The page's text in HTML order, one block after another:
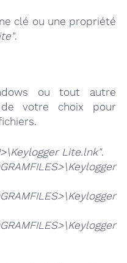
clé ou une propriété
.
ou tout autre
votre choix pour
Lite.lnk".